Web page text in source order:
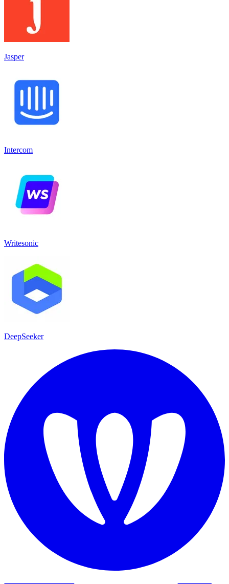
Jasper
Intercom
Writesonic
DeepSeeker